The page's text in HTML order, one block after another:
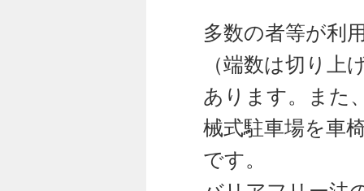
多数の者等が利
（端数は切り上
あります。また
械式駐車場を車
です。